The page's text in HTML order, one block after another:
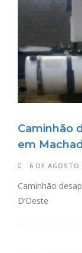
Caminhão
em
6 DE AGOSTO
Caminhão
D’Oeste